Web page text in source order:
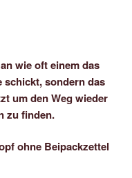
wie oft einem das
schickt, sondern das
um den Weg wieder
zu finden.
ohne Beipackzettel